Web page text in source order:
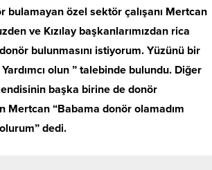
bulamayan özel sektör çalışanı Mertcan
ve Kızılay başkanlarımızdan rica
bulunmasını istiyorum. Yüzünü bir
olun ” talebinde bulundu. Diğer
başka birine de donör
Mertcan “Babama donör olamadım
dedi.